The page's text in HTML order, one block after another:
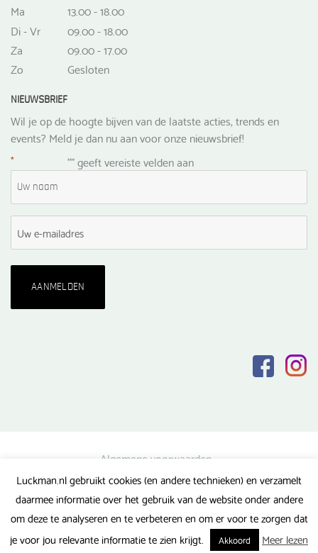
Ma
13.00 - 18.00
Di - Vr
09.00 - 18.00
Za
09.00 - 17.00
Zo
Gesloten
NIEUWSBRIEF
Wil je op de hoogte bijven van de laatste acties, trends en
events? Meld je dan nu aan voor onze nieuwsbrief!
"
* " geeft vereiste velden aan
Algemene voorwaarden
Privacy verklaring
Veel gestelde vragen
Luckman.nl gebruikt cookies (en andere technieken) en verzamelt
daarmee informatie over het gebruik van de website onder andere
om deze te analyseren en te verbeteren en om er voor te zorgen dat
je voor jou relevante informatie te zien krijgt.
Akkoord Meer lezen